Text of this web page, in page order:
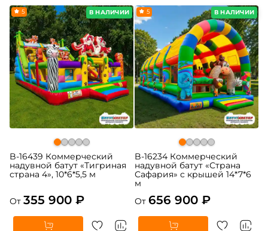
В НАЛИЧИИ
5
B-16439 Коммерческий
надувной батут «Тигриная
страна 4», 10*6*5,5 м
От 355 900 ₽
В НАЛИЧИИ
5
B-16234 Коммерческий
надувной батут «Страна
Сафария» с крышей 14*7*6
м
От 656 900 ₽